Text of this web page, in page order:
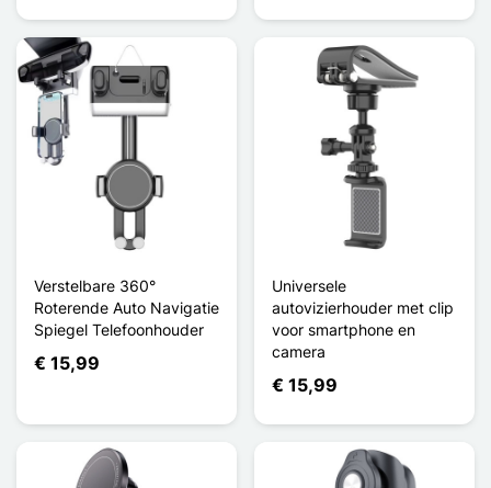
Verstelbare 360°
Roterende Auto Navigatie
Spiegel Telefoonhouder
€ 15,99
Universele
autovizierhouder met clip
voor smartphone en
camera
€ 15,99